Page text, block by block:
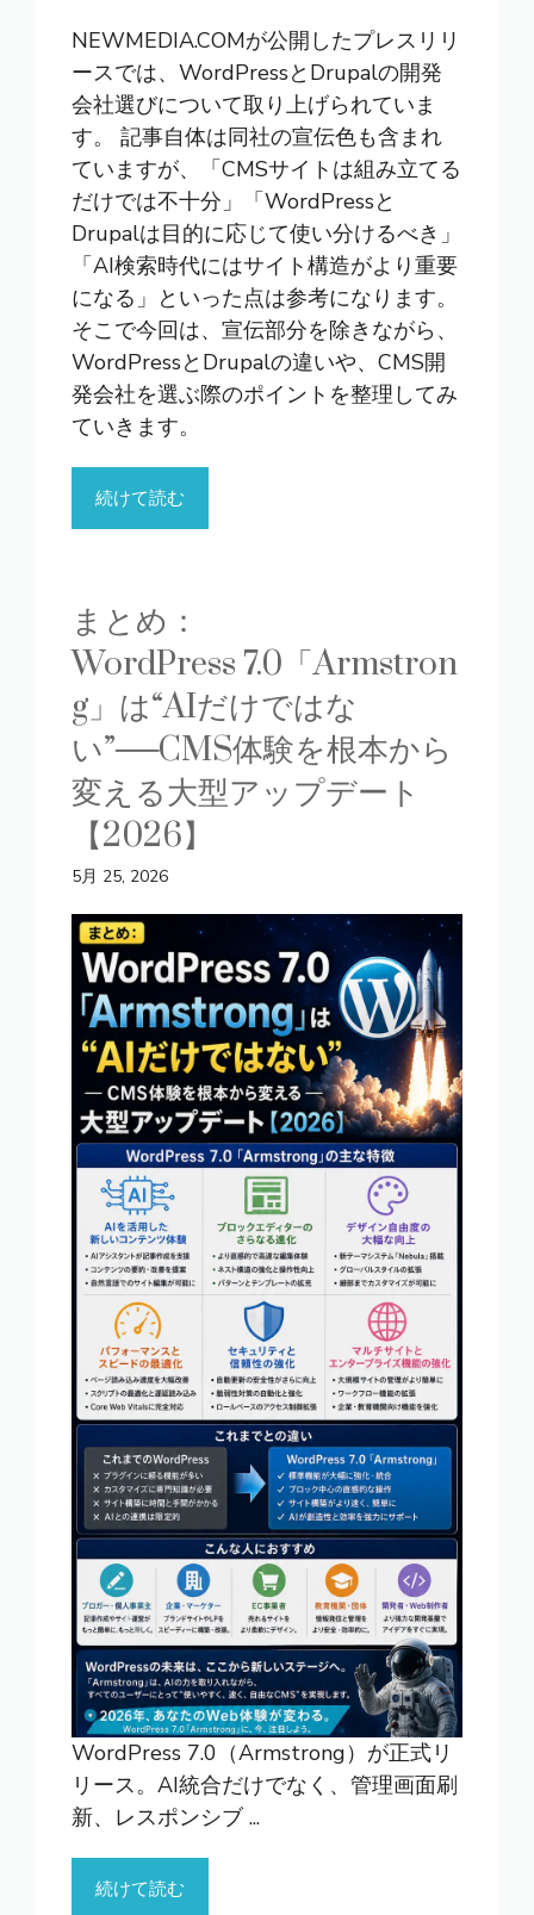
NEWMEDIA.COMが公開したプレスリリ
ースでは、WordPressとDrupalの開発
会社選びについて取り上げられていま
す。 記事自体は同社の宣伝色も含まれ
ていますが、「CMSサイトは組み立てる
だけでは不十分」「WordPressと
Drupalは目的に応じて使い分けるべき」
「AI検索時代にはサイト構造がより重要
になる」といった点は参考になります。
そこで今回は、宣伝部分を除きながら、
WordPressとDrupalの違いや、CMS開
発会社を選ぶ際のポイントを整理してみ
ていきます。
続けて読む
まとめ：
WordPress 7.0「Armstron
g」は“AIだけではな
い”──CMS体験を根本から
変える大型アップデート
【2026】
5月 25, 2026
WordPress 7.0（Armstrong）が正式リ
リース。AI統合だけでなく、管理画面刷
新、レスポンシブ ...
続けて読む